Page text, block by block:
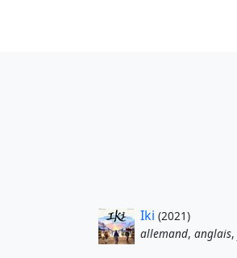
Iki (2021)
allemand, anglais,